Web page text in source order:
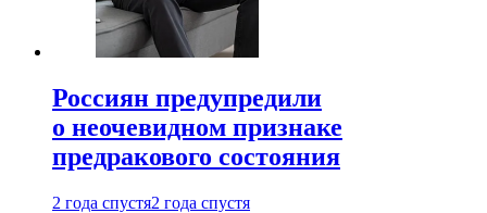
Россиян предупредили
о неочевидном признаке
предракового состояния
2 года спустя2 года спустя